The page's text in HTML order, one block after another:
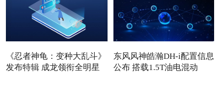
《忍者神龟：变种大乱斗》
发布特辑 成龙领衔全明星
东风风神皓瀚DH-i配置信息
公布 搭载1.5T油电混动